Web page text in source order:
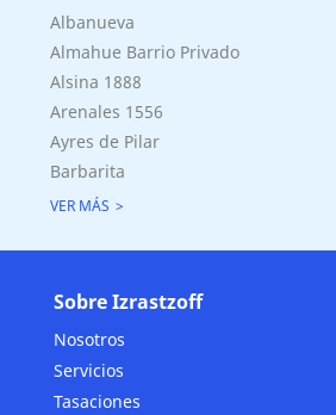
Albanueva
Almahue Barrio Privado
Alsina 1888
Arenales 1556
Ayres de Pilar
Barbarita
VER MÁS
Sobre Izrastzoff
Nosotros
Servicios
Tasaciones